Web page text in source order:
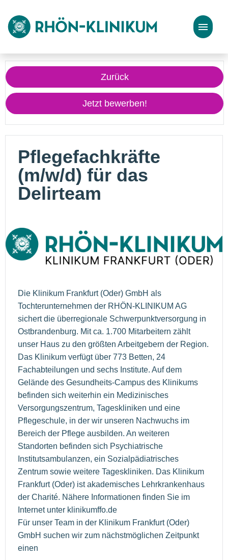
Stellenangebote
Bewerbungstipps
Zurück
Jetzt bewerben!
Pflegefachkräfte
(m/w/d) für das
Delirteam
Die Klinikum Frankfurt (Oder) GmbH als
Tochterunternehmen der RHÖN-KLINIKUM AG
sichert die überregionale Schwerpunktversorgung in
Ostbrandenburg. Mit ca. 1.700 Mitarbeitern zählt
unser Haus zu den größten Arbeitgebern der Region.
Das Klinikum verfügt über 773 Betten, 24
Fachabteilungen und sechs Institute. Auf dem
Gelände des Gesundheits-Campus des Klinikums
befinden sich weiterhin ein Medizinisches
Versorgungszentrum, Tageskliniken und eine
Pflegeschule, in der wir unseren Nachwuchs im
Bereich der Pflege ausbilden. An weiteren
Standorten befinden sich Psychiatrische
Institutsambulanzen, ein Sozialpädiatrisches
Zentrum sowie weitere Tageskliniken. Das Klinikum
Frankfurt (Oder) ist akademisches Lehrkrankenhaus
der Charité. Nähere Informationen finden Sie im
Internet unter klinikumffo.de
Für unser Team in der Klinikum Frankfurt (Oder)
GmbH suchen wir zum nächstmöglichen Zeitpunkt
einen